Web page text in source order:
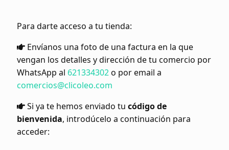
Para darte acceso a tu tienda:
Envíanos una foto de una factura en la que
vengan los detalles y dirección de tu comercio por
WhatsApp al 621334302o por email a
comercios@clicoleo.com
Si ya te hemos enviado tu código de
bienvenida, introdúcelo a continuación para
acceder: